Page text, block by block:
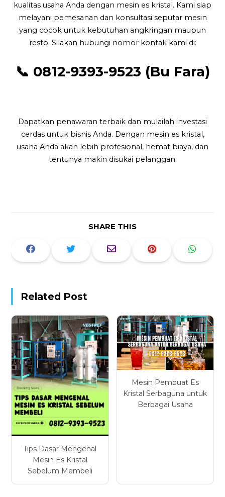
kualitas usaha Anda dengan mesin es kristal. Kami siap
melayani pemesanan dan konsultasi seputar mesin
yang cocok untuk kebutuhan angkringan maupun
resto. Silakan hubungi nomor kontak kami di:
📞 0812-9393-9523 (Bu Fara)
Dapatkan penawaran terbaik dan mulailah investasi
cerdas untuk bisnis Anda. Dengan mesin es kristal,
usaha Anda akan lebih profesional, hemat biaya, dan
tentunya makin disukai pelanggan.
SHARE THIS
Related Post
Tips Dasar Mengenal
Mesin Es Kristal
Sebelum Membeli
Mesin Pembuat Es
Kristal Serbaguna untuk
Berbagai Usaha